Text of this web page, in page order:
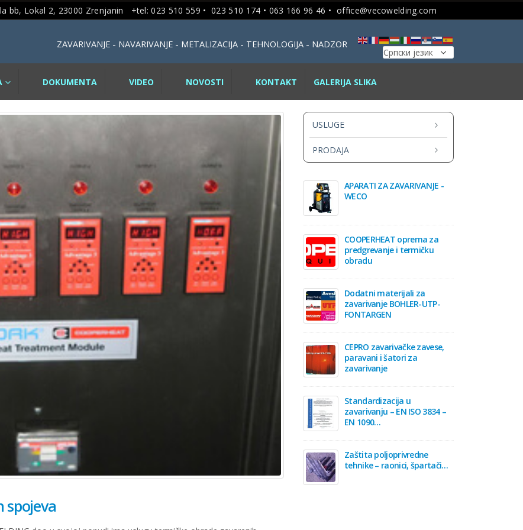
bb, Lokal 2, 23000 Zrenjanin +tel: 023 510 559 • 023 510 174 • 063 166 96 46 • office@vecowelding.com
ZAVARIVANJE - NAVARIVANJE - METALIZACIJA - TEHNOLOGIJA - NADZOR
DOKUMENTA VIDEO NOVOSTI KONTAKT GALERIJA SLIKA
spojeva
USLUGE
PRODAJA
APARATI ZA ZAVARIVANJE -
WECO
COOPERHEAT oprema za
predgrevanje i termičku
obradu
Dodatni materijali za
zavarivanje BOHLER-UTP-
FONTARGEN
CEPRO zavarivačke zavese,
paravani i šatori za
zavarivanje
Standardizacija u
zavarivanju – EN ISO 3834 –
EN 1090…
Zaštita poljoprivredne
tehnike – raonici, špartači…